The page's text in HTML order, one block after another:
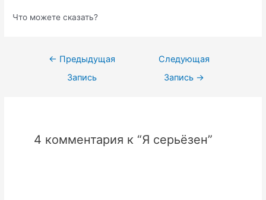
Что можете сказать?
Навигация
← Предыдущая
Запись
Следующая
Запись →
4 комментария к “Я серьёзен”